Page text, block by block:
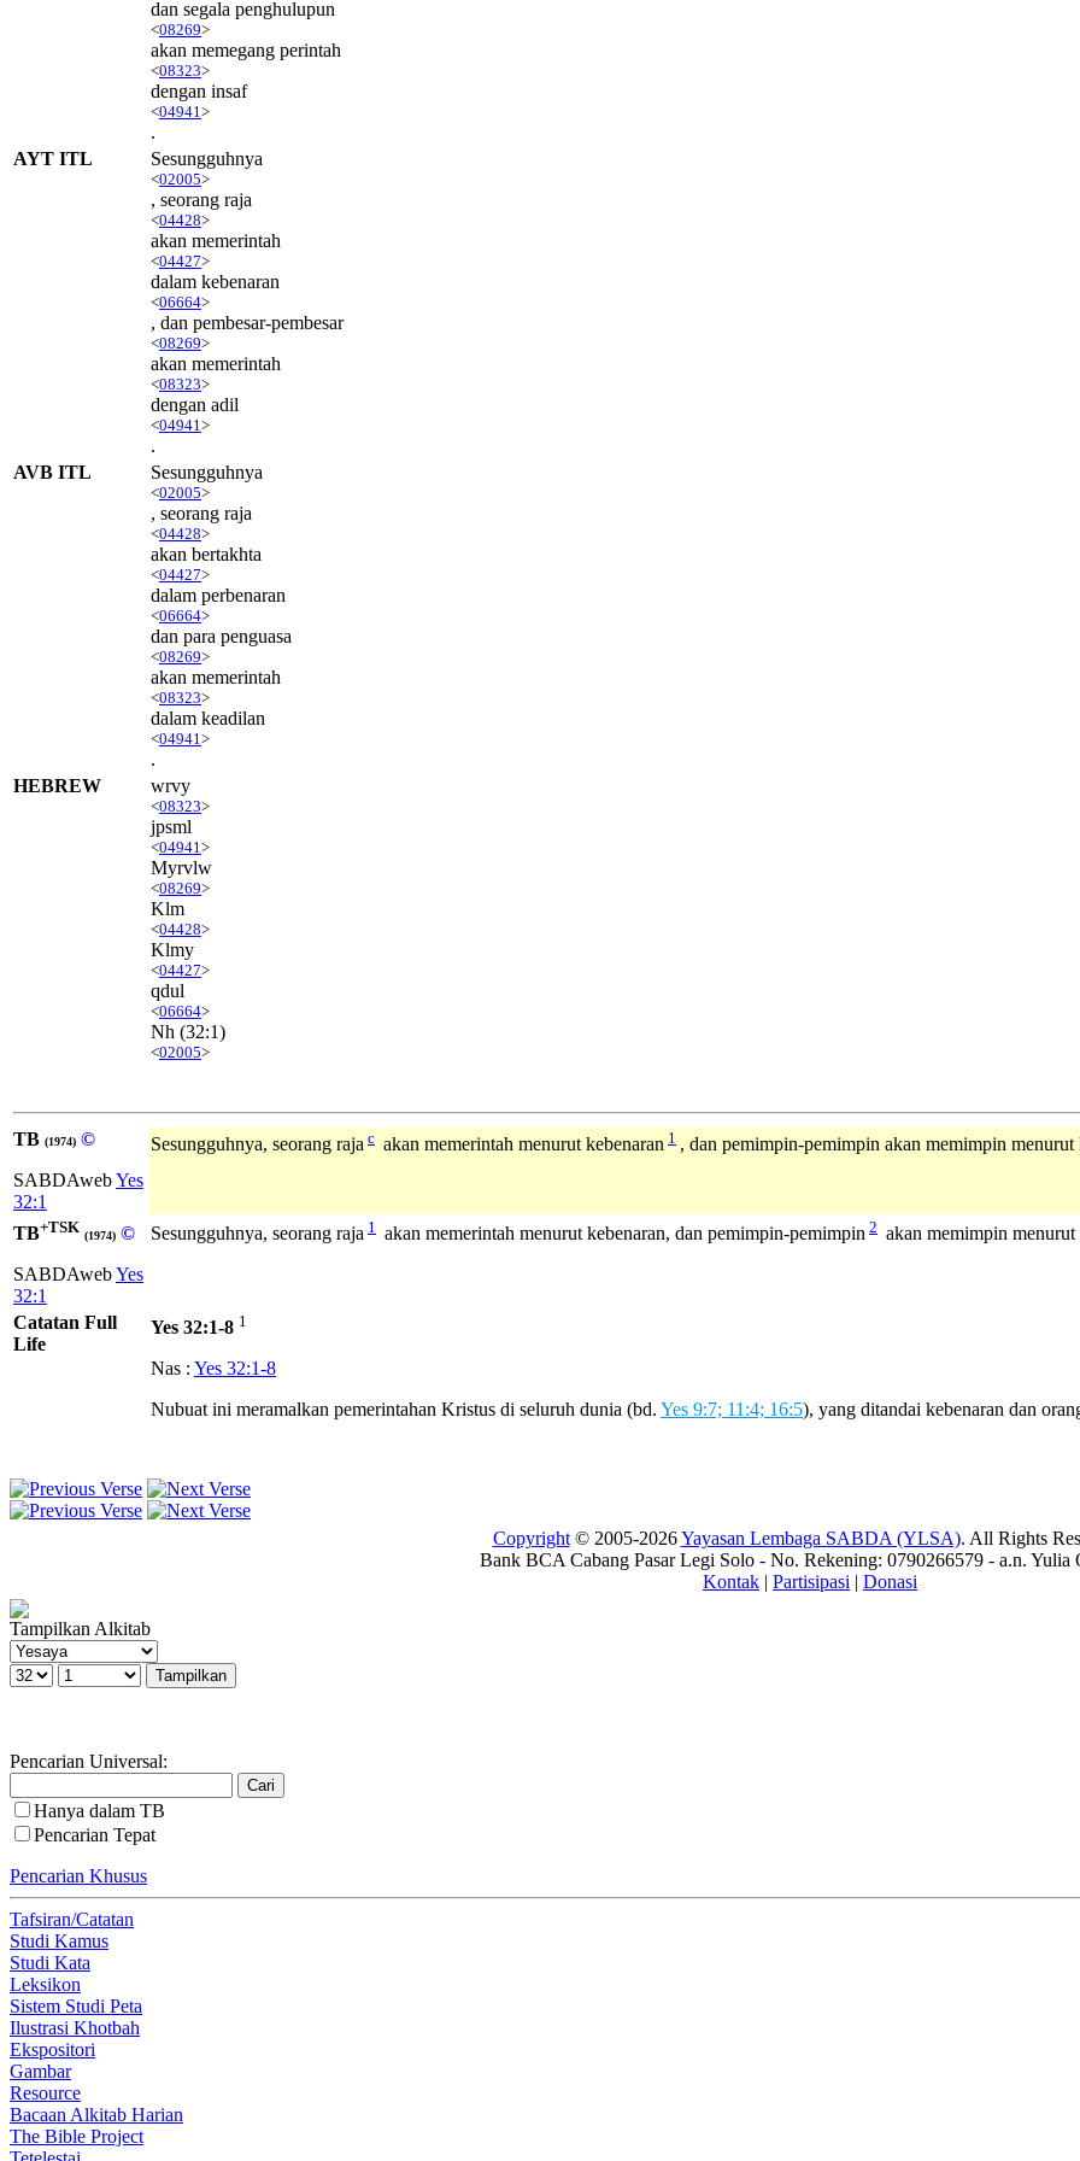
dan segala penghulupun
<08269>
akan memegang perintah
<08323>
dengan insaf
<04941 >
.
AYT ITL
Sesungguhnya
<02005>
, seorang raja
<04428>
akan memerintah
<04427>
dalam kebenaran
<06664>
, dan pembesar-pembesar
<08269>
akan memerintah
<08323>
dengan adil
<04941 >
.
AVB ITL
Sesungguhnya
<02005>
, seorang raja
<04428>
akan bertakhta
<04427>
dalam perbenaran
<06664>
dan para penguasa
<08269>
akan memerintah
<08323>
dalam keadilan
<04941 >
.
HEBREW
wrvy
<08323>
jpsml
<04941 >
Myrvlw
<08269>
Klm
<04428>
Klmy
<04427>
qdul
<06664>
Nh (32:1)
<02005>
TB (1974) ©
SABDAwebYes
32:1
Sesungguhnya, seorang raja c akan memerintah menurut kebenaran 1 , dan pemimpin-pemimpin akan memimpin menurut
TB+TSK (1974) ©
SABDAwebYes
32:1
Sesungguhnya, seorang raja 1 akan memerintah menurut kebenaran, dan pemimpin-pemimpin 2 akan memimpin menurut
Catatan Full
Life
Yes 32:1-8 1
Nas : Yes 32:1-8
Nubuat ini meramalkan pemerintahan Kristus di seluruh dunia (bd. Yes 9:7; 11:4; 16:5), yang ditandai kebenaran dan
Copyright© 2005-2026Yayasan Lembaga SABDA (YLSA). All Rights
Bank BCA Cabang Pasar Legi Solo - No. Rekening: 0790266579 - a.n. Yulia
Kontak | Partisipasi | Donasi
Tampilkan Alkitab
Pencarian Universal:
Hanya dalam TB
Pencarian Tepat
Pencarian Khusus
Tafsiran/Catatan
Studi Kamus
Studi Kata
Leksikon
Sistem Studi Peta
Ilustrasi Khotbah
Ekspositori
Gambar
Resource
Bacaan Alkitab Harian
The Bible Project